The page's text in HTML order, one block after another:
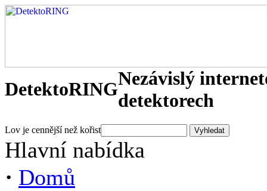
DetektoRINGNezávislý
detektorech
Lov je cennější než kořist
Hlavní nabídka
· Domů